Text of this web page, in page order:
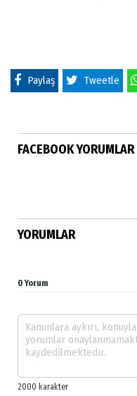
Paylaş Tweetle
FACEBOOK YORUMLAR
YORUMLAR
0 Yorum